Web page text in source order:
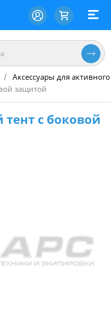
/ Аксессуары для
защитой
с боковой